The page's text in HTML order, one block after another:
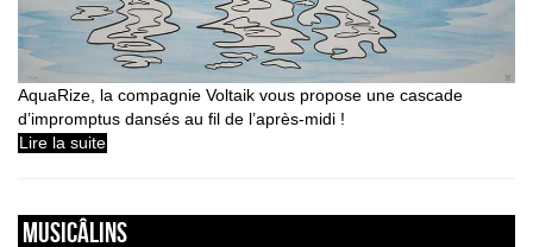
AquaRize, la compagnie Voltaik vous propose une cascade
d’impromptus dansés au fil de l’après-midi !
Lire la suite
Musicâlins